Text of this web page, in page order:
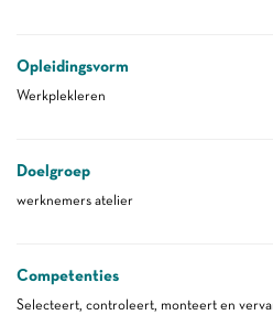
Opleidingsvorm
Werkplekleren
Doelgroep
werknemers atelier
Competenties
Selecteert, controleert, monteert en